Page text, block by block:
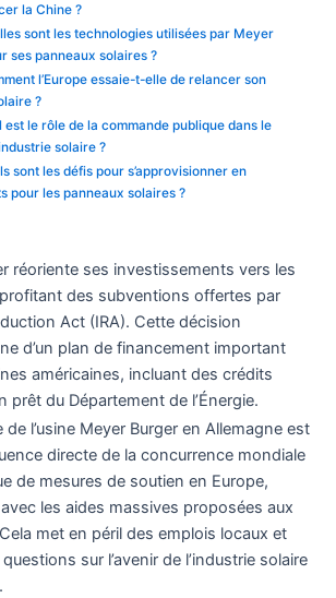
la Chine ?
sont les technologies utilisées par Meyer
ses panneaux solaires ?
l’Europe essaie-t-elle de relancer son
?
est le rôle de la commande publique dans le
solaire ?
sont les défis pour s’approvisionner en
pour les panneaux solaires ?
réoriente ses investissements vers les
des subventions offertes par
Act (IRA). Cette décision
d’un plan de financement important
américaines, incluant des crédits
prêt du Département de l’Énergie.
de l’usine Meyer Burger en Allemagne est
directe de la concurrence mondiale
de mesures de soutien en Europe,
les aides massives proposées aux
met en péril des emplois locaux et
sur l’avenir de l’industrie solaire